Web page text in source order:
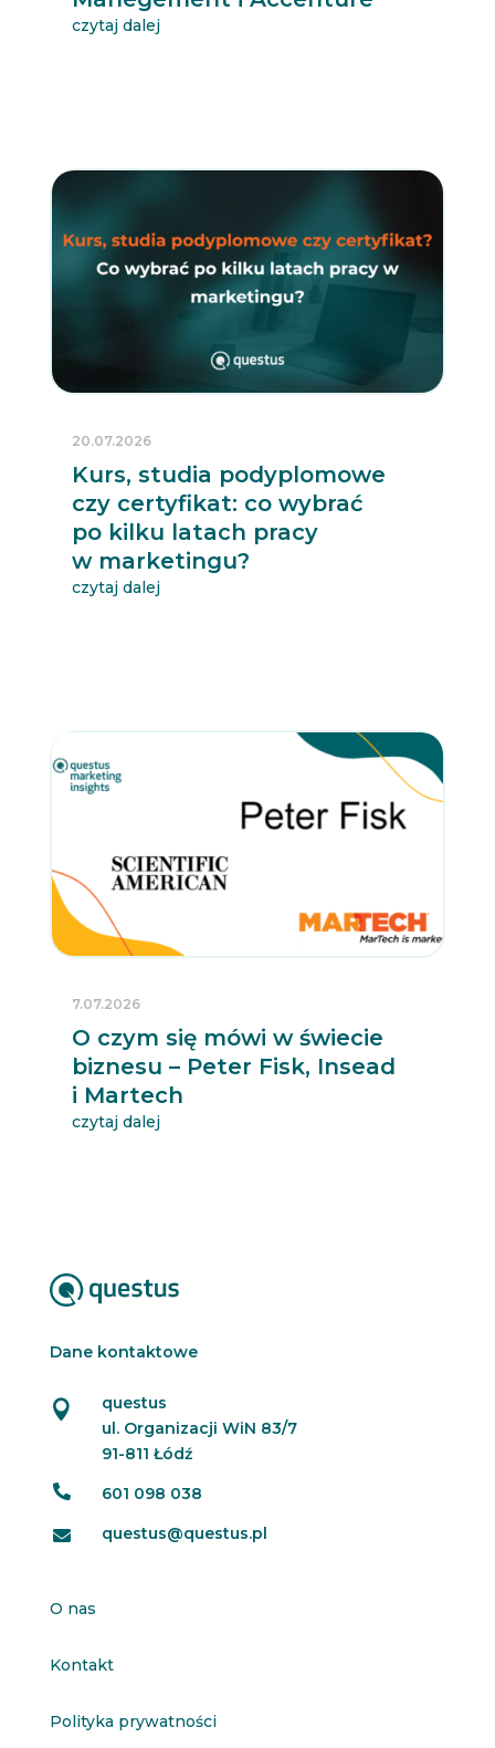
czytaj dalej
Kurs, studia podyplomowe
czy certyfikat: co wybrać
po kilku latach pracy
w marketingu?
20.07.2026
czytaj dalej
O czym się mówi w świecie
biznesu – Peter Fisk, Insead
i Martech
7.07.2026
czytaj dalej
Dane kontaktowe

questus
ul. Organizacji WiN 83/7
91-811 Łódź
 601 098 038
 questus@questus.pl
O nas
Kontakt
Polityka prywatności